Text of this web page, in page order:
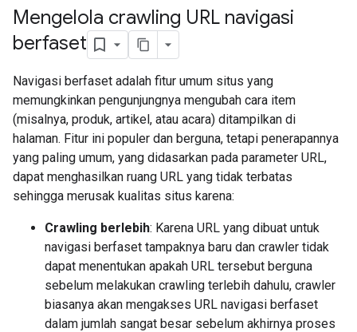
Mengelola crawling URL navigasi
berfaset
Navigasi berfaset adalah fitur umum situs yang
memungkinkan pengunjungnya mengubah cara item
(misalnya, produk, artikel, atau acara) ditampilkan di
halaman. Fitur ini populer dan berguna, tetapi penerapannya
yang paling umum, yang didasarkan pada parameter URL,
dapat menghasilkan ruang URL yang tidak terbatas
sehingga merusak kualitas situs karena:
Crawling berlebih: Karena URL yang dibuat untuk
navigasi berfaset tampaknya baru dan crawler tidak
dapat menentukan apakah URL tersebut berguna
sebelum melakukan crawling terlebih dahulu, crawler
biasanya akan mengakses URL navigasi berfaset
dalam jumlah sangat besar sebelum akhirnya proses